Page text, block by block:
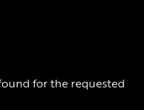
for the requested